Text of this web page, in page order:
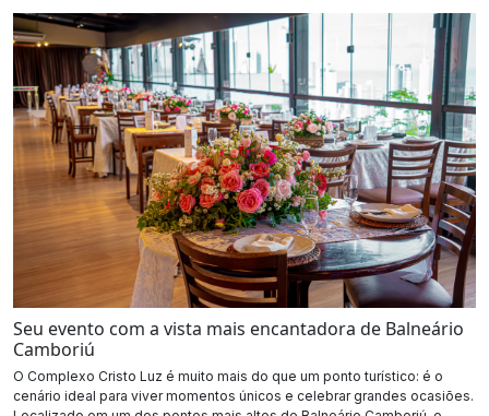
Seu evento com a vista mais encantadora de Balneário
Camboriú
O Complexo Cristo Luz é muito mais do que um ponto turístico: é o
cenário ideal para viver momentos únicos e celebrar grandes ocasiões.